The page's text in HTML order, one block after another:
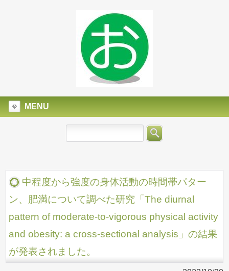
MENU
中程度から強度の身体活動の時間帯パター
ン、肥満について調べた研究「The diurnal
pattern of moderate-to-vigorous physical activity
and obesity: a cross-sectional analysis」の結果
が発表されました。